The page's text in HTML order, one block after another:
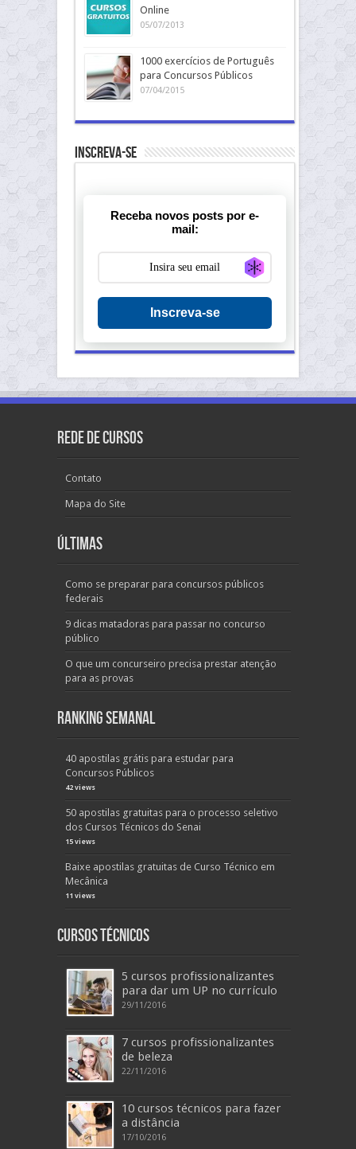
Online
05/07/2013
1000 exercícios de Português
para Concursos Públicos
07/04/2015
Inscreva-se
Receba novos posts por e-
mail:
Generate new
Inscreva-se
Rede de Cursos
Contato
Mapa do Site
Últimas
Como se preparar para concursos públicos
federais
9 dicas matadoras para passar no concurso
público
O que um concurseiro precisa prestar atenção
para as provas
Ranking Semanal
40 apostilas grátis para estudar para
Concursos Públicos
42 views
50 apostilas gratuitas para o processo seletivo
dos Cursos Técnicos do Senai
15 views
Baixe apostilas gratuitas de Curso Técnico em
Mecânica
11 views
Cursos Técnicos
5 cursos profissionalizantes
para dar um UP no currículo
29/11/2016
7 cursos profissionalizantes
de beleza
22/11/2016
10 cursos técnicos para fazer
a distância
17/10/2016